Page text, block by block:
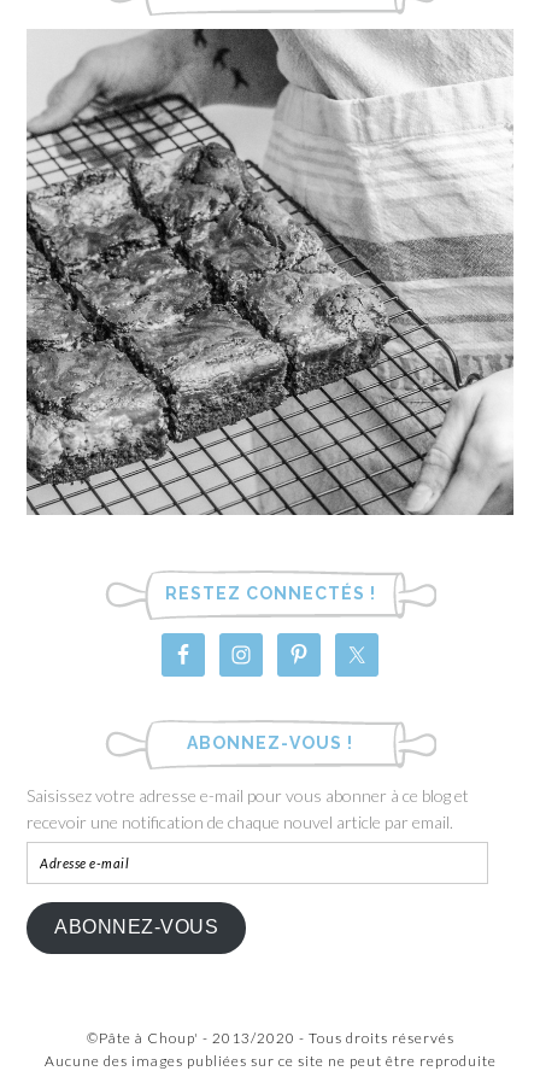
RESTEZ CONNECTÉS !
ABONNEZ-VOUS !
Saisissez votre adresse e-mail pour vous abonner à ce blog et
recevoir une notification de chaque nouvel article par email.
ABONNEZ-VOUS
©Pâte à Choup' - 2013/2020 - Tous droits réservés
Aucune des images publiées sur ce site ne peut être reproduite